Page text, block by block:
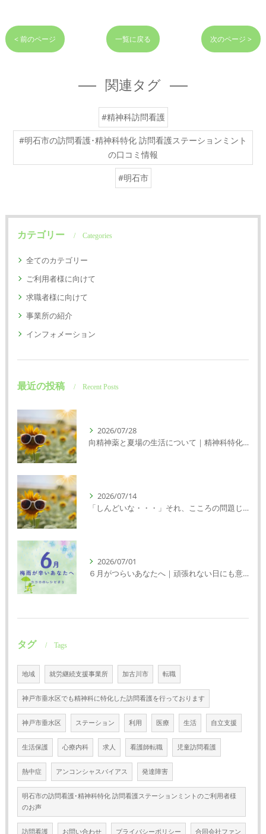
< 前のページ 一覧に戻る 次のページ >
関連タグ
#精神科訪問看護
#明石市の訪問看護･精神科特化 訪問看護ステーションミント
の口コミ情報
#明石市
カテゴリー Categories
全てのカテゴリー
ご利用者様に向けて
求職者様に向けて
事業所の紹介
インフォメーション
最近の投稿 Recent Posts
2026/07/28
向精神薬と夏場の生活について｜精神科特化訪問看護ミント【明石市・神戸市垂水区・神戸市西区】
2026/07/14
「しんどいな・・・」それ、こころの問題じゃないかもしれません｜精神科特化訪問看護ミント【明石市・神戸市西区・垂水区】
2026/07/01
６月がつらいあなたへ｜頑張れない日にも意味がある
タグ Tags
地域 就労継続支援事業所 加古川市 転職
神戸市垂水区でも精神科に特化した訪問看護を行っております
神戸市垂水区 ステーション 利用 医療 生活 自立支援
生活保護 心療内科 求人 看護師転職 児童訪問看護
熱中症 アンコンシャスバイアス 発達障害
明石市の訪問看護･精神科特化 訪問看護ステーションミントのご利用者様
のお声
訪問看護 お問い合わせ プライバシーポリシー 合同会社ファン